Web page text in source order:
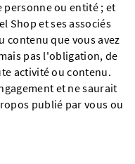
personne ou entité ; et
Shop et ses associés
que vous avez
pas l'obligation, de
activité ou contenu.
et ne saurait
publié par vous ou